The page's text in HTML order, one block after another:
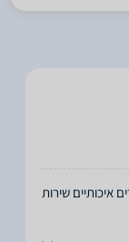
איכותיים שירות